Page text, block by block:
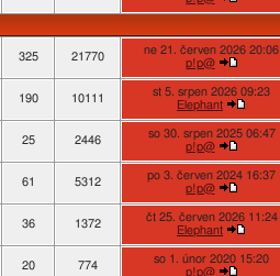
325 21770
ne 21. červen 2026 20:06
p!p@
190 10111
st 5. srpen 2026 09:23
Elephant
25 2446
so 30. srpen 2025 06:47
p!p@
61 5312
po 3. červen 2024 16:37
p!p@
36 1372
čt 25. červen 2026 11:24
Elephant
20 774
so 1. únor 2020 15:20
p!p@